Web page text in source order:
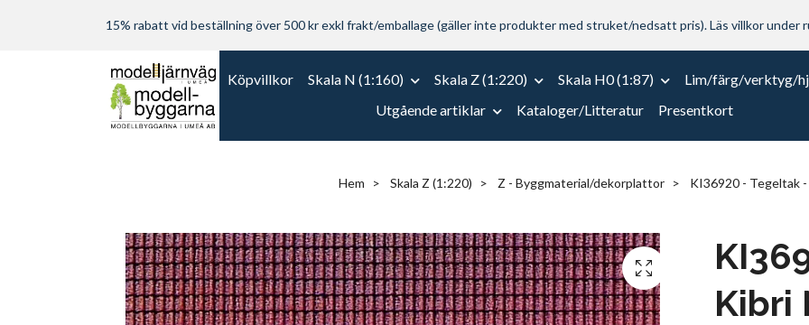
15% rabatt vid beställning över 500 kr exkl frakt/emballage (gäller inte produkter med struket/nedsatt pris). Läs villkor under
Köpvillkor Skala N (1:160) Skala Z (1:220) Skala H0 (1:87)
Lim/färg/verktyg/
Utgående artiklar
Kataloger/Litteratur Presentkort
Hem Skala Z (1:220) Z - Byggmaterial/dekorplattor KI36920 - Tegeltak
Kibri